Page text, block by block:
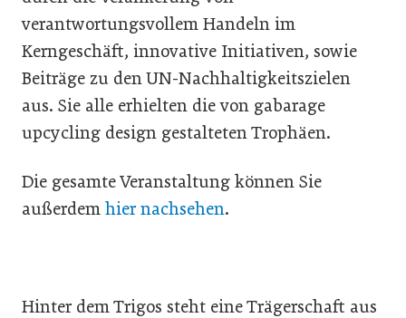
verantwortungsvollem Handeln im
Kerngeschäft, innovative Initiativen, sowie
Beiträge zu den UN-Nachhaltigkeitszielen
aus. Sie alle erhielten die von gabarage
upcycling design gestalteten Trophäen.
Die gesamte Veranstaltung können Sie
außerdem hier nachsehen.
Hinter dem Trigos steht eine Trägerschaft aus